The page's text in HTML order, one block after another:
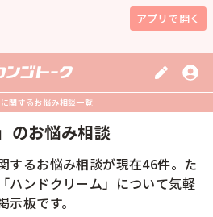
アプリで開く
関するお悩み相談一覧
のお悩み相談
するお悩み相談が現在46件。た
ハンドクリーム 」について気軽
板です。